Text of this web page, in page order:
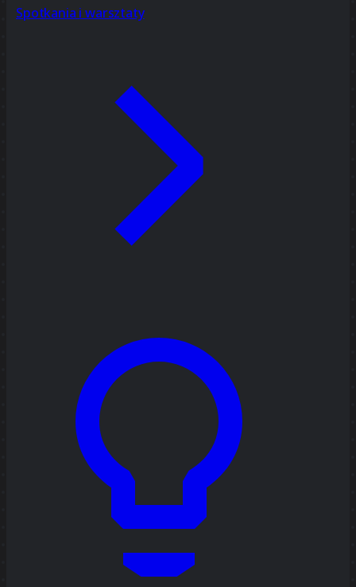
Spotkania i warsztaty